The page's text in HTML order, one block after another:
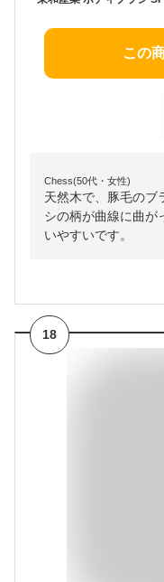
この
Chess(50代・女性)
天然木で、豚毛のブ
シの柄が曲線に曲が
いやすいです。
18